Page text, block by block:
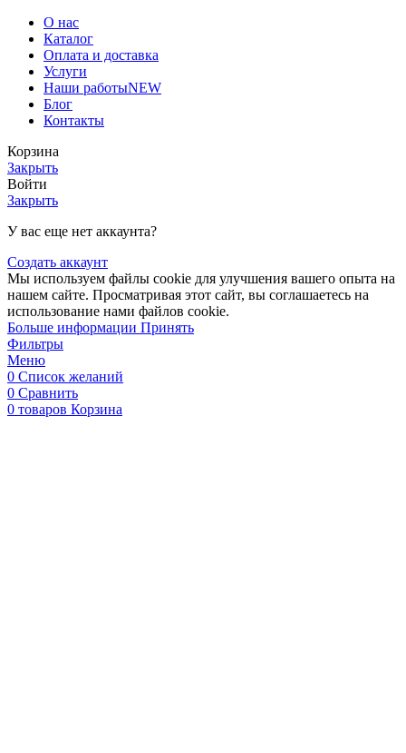
О нас
Каталог
Оплата и доставка
Услуги
Наши работыNEW
Блог
Контакты
Корзина
Закрыть
Войти
Закрыть
У вас еще нет аккаунта?
Создать аккаунт
Мы используем файлы cookie для улучшения вашего опыта на
нашем сайте. Просматривая этот сайт, вы соглашаетесь на
использование нами файлов cookie.
Больше информации Больше
Принять
Фильтры
Меню
0 Список желаний
0 Сравнить
0 товаров Корзина